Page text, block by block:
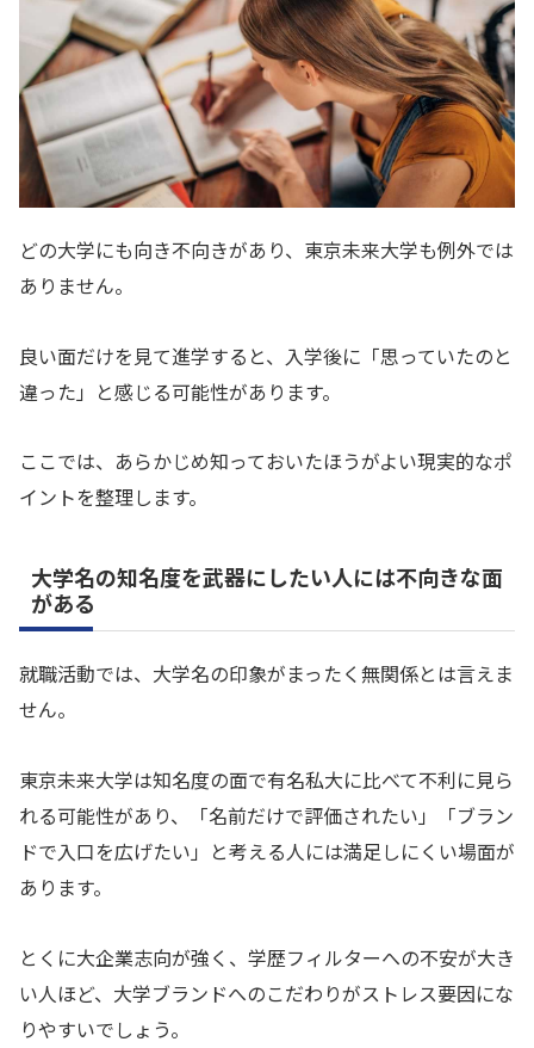
どの大学にも向き不向きがあり、東京未来大学も例外では
ありません。
良い面だけを見て進学すると、入学後に「思っていたのと
違った」と感じる可能性があります。
ここでは、あらかじめ知っておいたほうがよい現実的なポ
イントを整理します。
大学名の知名度を武器にしたい人には不向きな面
がある
就職活動では、大学名の印象がまったく無関係とは言えま
せん。
東京未来大学は知名度の面で有名私大に比べて不利に見ら
れる可能性があり、「名前だけで評価されたい」「ブラン
ドで入口を広げたい」と考える人には満足しにくい場面が
あります。
とくに大企業志向が強く、学歴フィルターへの不安が大き
い人ほど、大学ブランドへのこだわりがストレス要因にな
りやすいでしょう。